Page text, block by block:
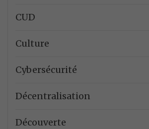
CUD
Culture
Cybersécurité
Décentralisation
Découverte